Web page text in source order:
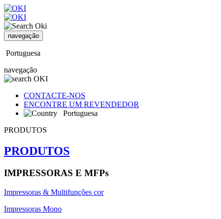
navegação
Portuguesa
navegação
CONTACTE-NOS
ENCONTRE UM REVENDEDOR
Portuguesa
PRODUTOS
PRODUTOS
IMPRESSORAS E MFPs
Impressoras & Multifunções cor
Impressoras Mono